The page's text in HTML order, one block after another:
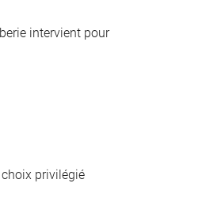
intervient pour
privilégié